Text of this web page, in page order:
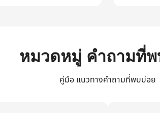
หมวดหมู่ คำถามที่พ
คู่มือ แนวทางคำถามที่พบบ่อย